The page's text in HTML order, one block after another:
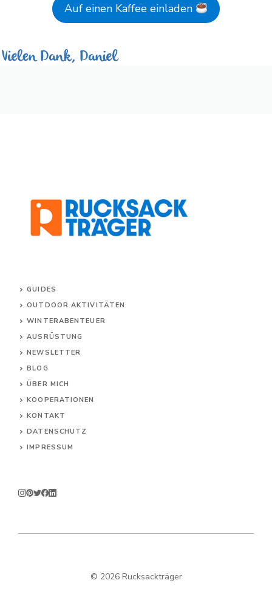
Auf einen Kaffee einladen
GUIDES
OUTDOOR AKTIVITÄTEN
WINTERABENTEUER
AUSRÜSTUNG
NEWSLETTER
BLOG
ÜBER MICH
KOOPERATIONEN
KONTAKT
DATENSCHUTZ
IMPRESSUM
© 2026 Rucksackträger